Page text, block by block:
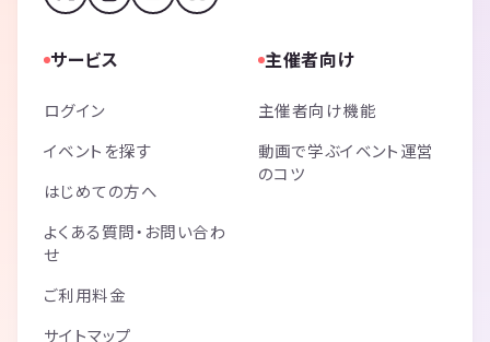
サービス
ログイン
イベントを探す
はじめての方へ
よくある質問・お問い合わ
せ
ご利用料金
サイトマップ
主催者向け
主催者向け機能
動画で学ぶイベント運営
のコツ